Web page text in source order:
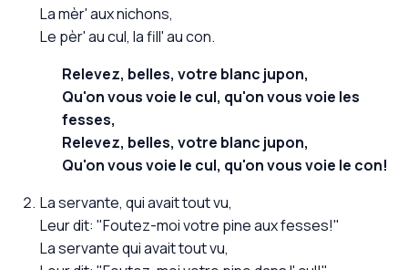
La mèr' aux nichons,
Le pèr' au cul, la fill' au con.
Relevez, belles, votre blanc jupon,
Qu'on vous voie le cul, qu'on vous voie les
fesses,
Relevez, belles, votre blanc jupon,
Qu'on vous voie le cul, qu'on vous voie le con!
La servante, qui avait tout vu,
Leur dit: "Foutez-moi votre pine aux fesses!"
La servante qui avait tout vu,